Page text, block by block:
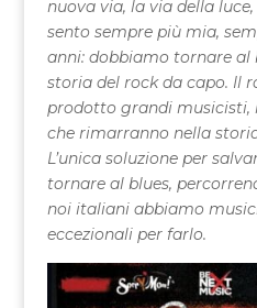
nuova via, la via della
sento sempre più mia,
anni: dobbiamo tornare al
storia del rock da capo. Il
prodotto grandi
che rimarranno nella
L’unica soluzione per
tornare al blues,
noi italiani abbiamo
eccezionali per farlo.